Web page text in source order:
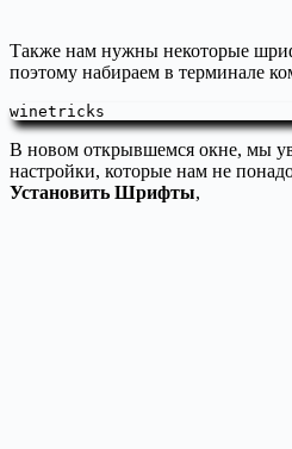
Также нам нужны некоторые
поэтому набираем в терминале
winetricks
В новом открывшемся окне, мы
настройки, которые нам не
Установить Шрифты,